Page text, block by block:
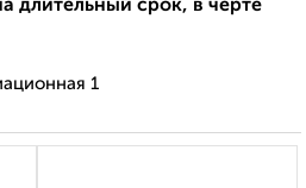
длительный срок, в черте
1